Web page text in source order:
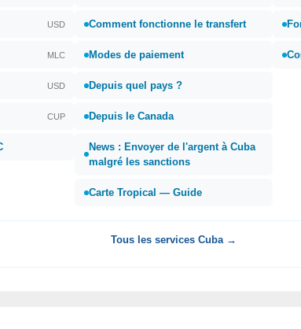
USD
MLC
USD
CUP
Comment fonctionne le transfert
Modes de paiement
Depuis quel pays ?
Depuis le Canada
News : Envoyer de l'argent à Cuba
malgré les sanctions
Carte Tropical — Guide
Tous les services Cuba →